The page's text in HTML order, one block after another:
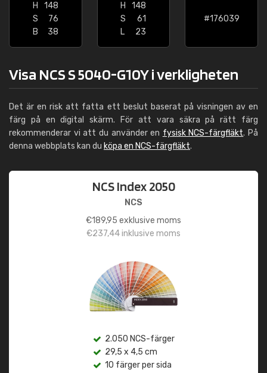
H
148
S
76
B
38
H
148
S
61
L
23
#176039
Visa NCS S 5040-G10Y i verkligheten
Det är en risk att fatta ett beslut baserat på visningen av en
färg på en digital skärm. För att vara säkra på rätt färg
rekommenderar vi att du använder en fysisk NCS-färgfläkt. På
denna webbplats kan du köpa en NCS-färgfläkt.
NCS Index 2050
NCS
€189,95 exklusive moms
€237,44inklusive moms
2.050 NCS-färger
29,5 x 4,5 cm
10 färger per sida